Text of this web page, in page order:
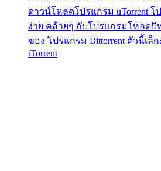
ดาวน์โหลดโปรแกรม uTorrent โ
ง่าย คล้ายๆ กับโปรแกรมโหลดบิ
ของ โปรแกรม Bittorrent ตัวนี้เล็
tTorrent